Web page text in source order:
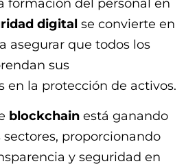
formación del personal en
digital se convierte en
asegurar que todos los
sus
en la protección de activos.
blockchain está ganando
proporcionando
y seguridad en